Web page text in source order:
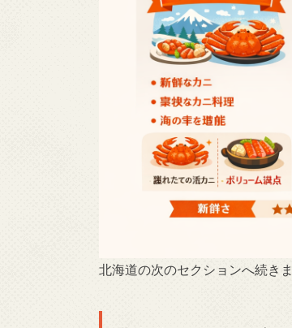
北海道の次のセクションへ続きま